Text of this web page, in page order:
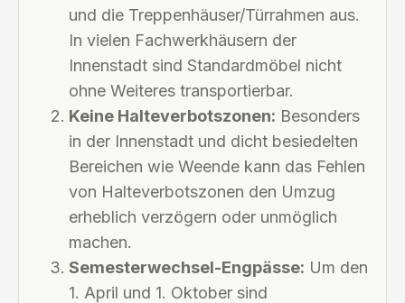
und die Treppenhäuser/Türrahmen aus.
In vielen Fachwerkhäusern der
Innenstadt sind Standardmöbel nicht
ohne Weiteres transportierbar.
Keine Halteverbotszonen: Besonders
in der Innenstadt und dicht besiedelten
Bereichen wie Weende kann das Fehlen
von Halteverbotszonen den Umzug
erheblich verzögern oder unmöglich
machen.
Semesterwechsel-Engpässe: Um den
1. April und 1. Oktober sind